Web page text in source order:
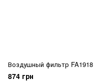
Воздушный фильтр FA1918
874 грн